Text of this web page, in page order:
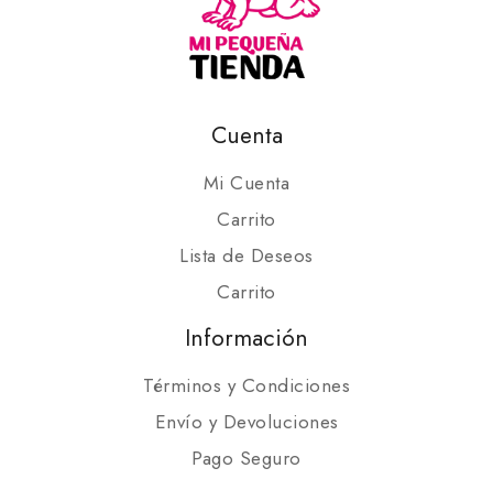
Cuenta
Mi Cuenta
Carrito
Lista de Deseos
Carrito
Información
Términos y Condiciones
Envío y Devoluciones
Pago Seguro